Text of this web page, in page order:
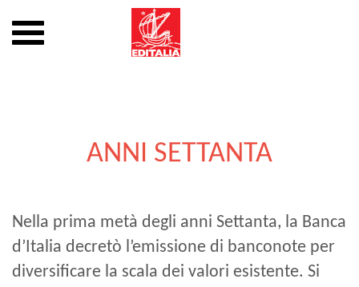
Mostra
o
ANNI SETTANTA
Nella prima metà degli anni Settanta, la Banca
d’Italia decretò l’emissione di banconote per
diversificare la scala dei valori esistente. Si